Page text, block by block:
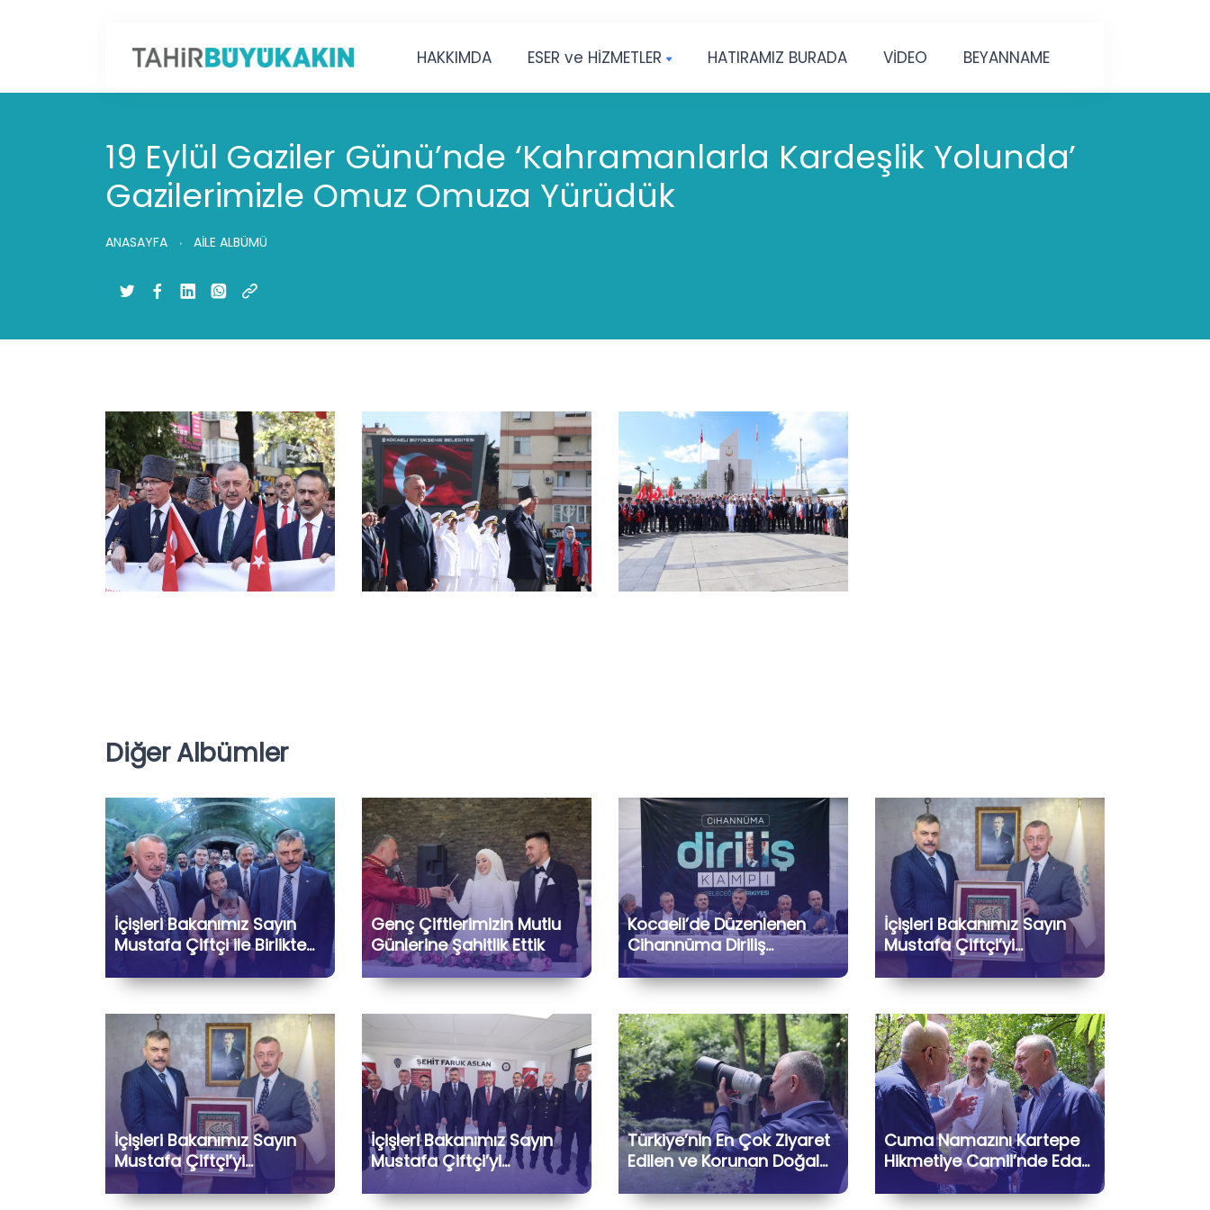
HAKKIMDA ESER ve HİZMETLER HATIRAMIZ BURADA VİDEO BEYANNAME
19 Eylül Gaziler Günü’nde ‘Kahramanlarla Kardeşlik Yolunda’
Gazilerimizle Omuz Omuza Yürüdük
ANASAYFA AİLE ALBÜMÜ
Diğer Albümler
İçişleri Bakanımız Sayın
Mustafa Çiftçi ile Birlikte
FuarParkı’nı Ziyaret Ettik
Genç Çiftlerimizin Mutlu
Günlerine Şahitlik Ettik
Kocaeli’de Düzenlenen
Cihannüma Diriliş
Kampı’na İçişleri
Bakanımız Sayın Mustafa
Kıymetli Gönül
Dostlarımızla Hasbihâl
Ettik
İçişleri Bakanımız Sayın
Mustafa Çiftçi’yi
Belediyemizde
Ağırlamaktan Büyük
İçişleri Bakanımız Sayın
Mustafa Çiftçi’yi
Belediyemizde
Ağırlamaktan Büyük
İçişleri Bakanımız Sayın
Mustafa Çiftçi’yi
Şehrimizde Ağırladık
Türkiye’nin En Çok Ziyaret
Edilen ve Korunan Doğal
Yaşam Parkı
Ormanya’dayız
Cuma Namazını Kartepe
Hikmetiye Camii’nde Eda
Ederek Hemşehrilerimizle
Bir Araya Geldik